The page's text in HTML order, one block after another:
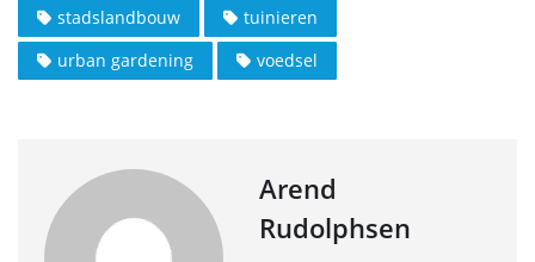
stadslandbouw
tuinieren
urban gardening
voedsel
Arend
Rudolphsen